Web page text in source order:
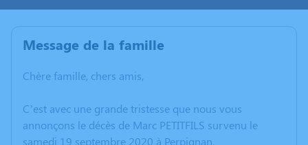
Message de la famille
Chère famille, chers amis,
C’est avec une grande tristesse que nous vous
annonçons le décès de Marc PETITFILS survenu le
samedi 19 septembre 2020 à Perpignan.